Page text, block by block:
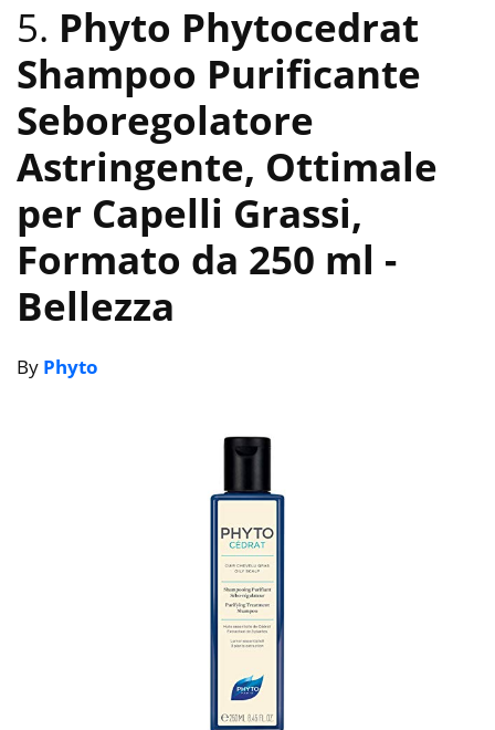
5. Phyto Phytocedrat
Shampoo Purificante
Seboregolatore
Astringente, Ottimale
per Capelli Grassi,
Formato da 250 ml -
Bellezza
By Phyto